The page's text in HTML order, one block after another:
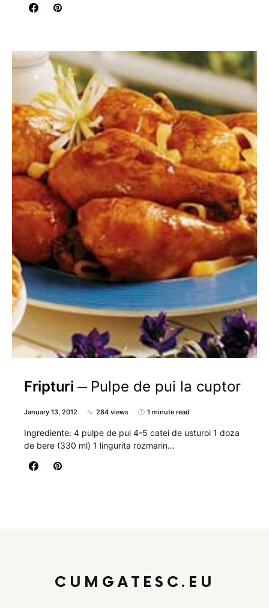
Fripturi Pulpe de pui la cuptor
January 13, 2012 284 views 1 minute read
Ingrediente: 4 pulpe de pui 4-5 catei de usturoi 1 doza
de bere (330 ml) 1 lingurita rozmarin…
CUMGATESC.EU